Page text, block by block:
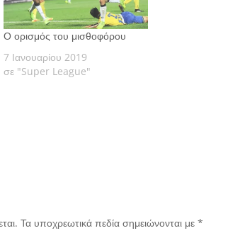
Ο ορισμός του μισθοφόρου
7 Ιανουαρίου 2019
σε "Super League"
Τα υποχρεωτικά πεδία σημειώνονται με *